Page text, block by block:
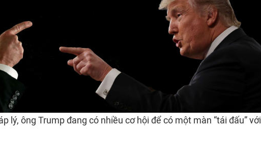
lý, ông Trump đang có nhiều cơ hội để có một màn “tái đấu” với